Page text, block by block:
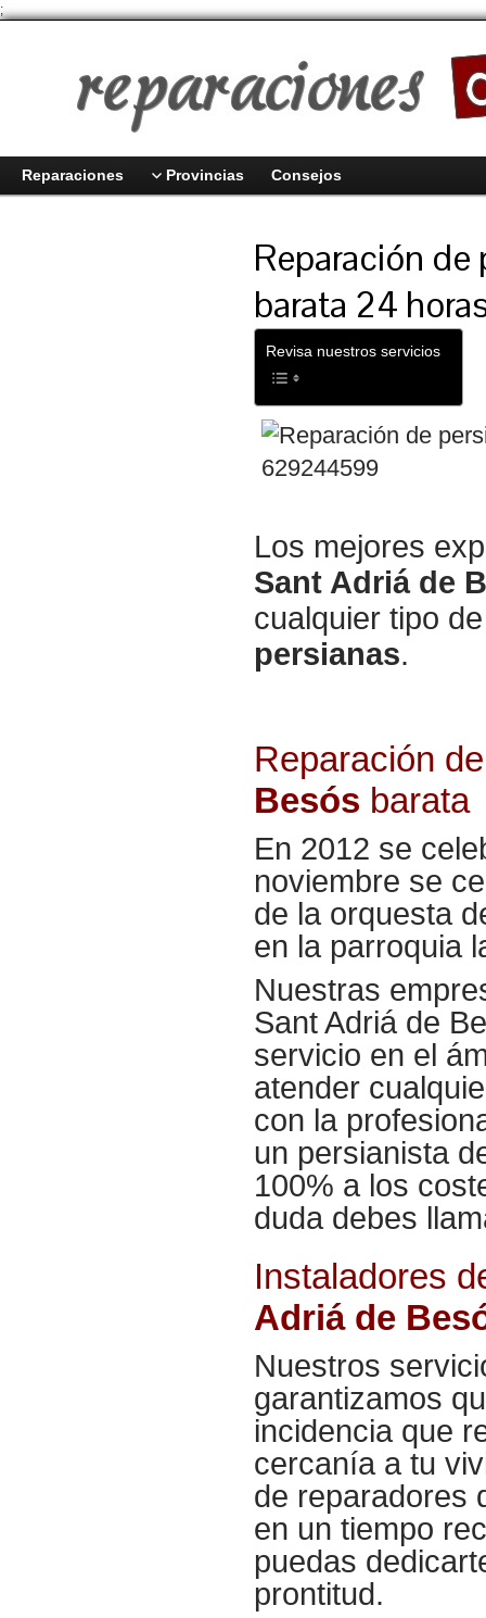
;
Reparaciones Provincias Consejos
Reparación de
barata 24
Revisa nuestros servicios
Los mejores
Sant Adriá de
cualquier tipo
persianas.
Reparación
Besós barata
En 2012 se
noviembre se
de la orquesta
en la parroquia
Nuestras
Sant Adriá de
servicio en el
atender
con la
un persianista
100% a los
duda debes
Instaladores
Adriá de
Nuestros
garantizamos
incidencia que
cercanía a tu
de reparadores
en un tiempo
puedas
prontitud.